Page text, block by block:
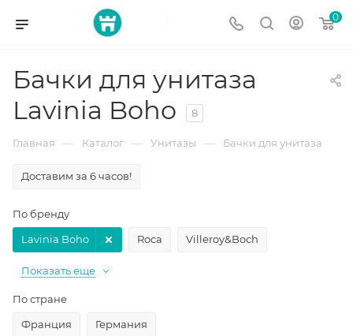
0
Бачки для унитаза
Lavinia Boho
8
Главная — Каталог — Унитазы — Бачки для унитаза
Доставим за 6 часов!
По бренду
Roca
Villeroy&Boch
Lavinia Boho
Показать еще
По стране
Франция
Германия